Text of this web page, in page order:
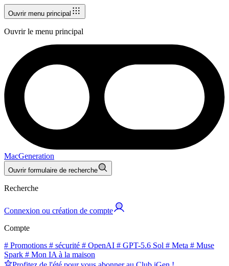
Ouvrir menu principal
Ouvrir le menu principal
MacGeneration
Ouvrir formulaire de recherche
Recherche
Connexion ou création de compte
Compte
# Promotions # sécurité # OpenAI # GPT-5.6 Sol # Meta # Muse
Spark # Mon IA à la maison